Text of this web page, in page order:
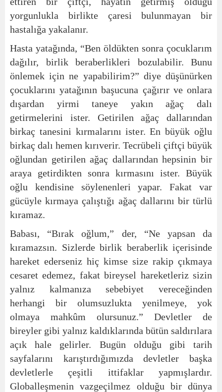
yorgunlukla birlikte çaresi bulunmayan bir
hastalığa yakalanır.
Hasta yatağında, “Ben öldükten sonra çocuklarım
dağılır, birlik beraberlikleri bozulabilir. Bunu
önlemek için ne yapabilirim?” diye düşünürken
çocuklarını yatağının başucuna çağırır ve onlara
dışardan yirmi taneye yakın ağaç dalı
getirmelerini ister. Getirilen ağaç dallarından
birkaç tanesini kırmalarını ister. En büyük oğlu
birkaç dalı hemen kırıverir. Tecrübeli çiftçi büyük
oğlundan getirilen ağaç dallarından hepsinin bir
araya getirdikten sonra kırmasını ister. Büyük
oğlu kendisine söylenenleri yapar. Fakat var
gücüyle kırmaya çalıştığı ağaç dallarını bir türlü
kıramaz.
Babası, “Bırak oğlum,” der, “Ne yapsan da
kıramazsın. Sizlerde birlik beraberlik içerisinde
hareket ederseniz hiç kimse size rakip çıkmaya
cesaret edemez, fakat bireysel hareketleriz sizin
yalnız kalmanıza sebebiyet vereceğinden
herhangi bir olumsuzlukta yenilmeye, yok
olmaya mahkûm olursunuz.” Devletler de
bireyler gibi yalnız kaldıklarında bütün saldırılara
açık hale gelirler. Bugün olduğu gibi tarih
sayfalarını karıştırdığımızda devletler başka
devletlerle çeşitli ittifaklar yapmışlardır.
Globalleşmenin vazgeçilmez olduğu bir dünya